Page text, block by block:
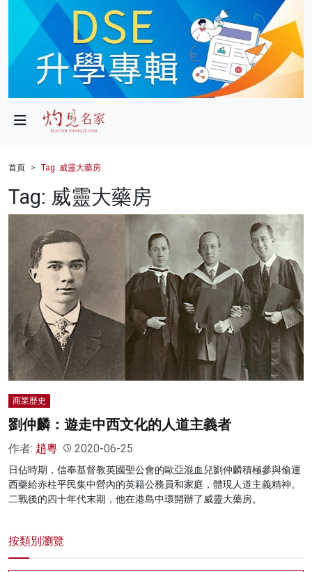
政局
財經
健康
商業
科技
影片
名家榜
灼見活動
首頁 Tag: 威靈大藥房
Tag: 威靈大藥房
商業歷史
劉仲麟：遊走中西文化的人道主義者
作者: 趙粵 2020-06-25
日佔時期，信奉基督教英國聖公會的歐亞混血兒劉仲麟積極參與偷運
西藥給赤柱平民集中營內的英籍公務員和家庭，體現人道主義精神。
二戰後的四十年代末期，他在港島中環開辦了威靈大藥房。
按類別瀏覽